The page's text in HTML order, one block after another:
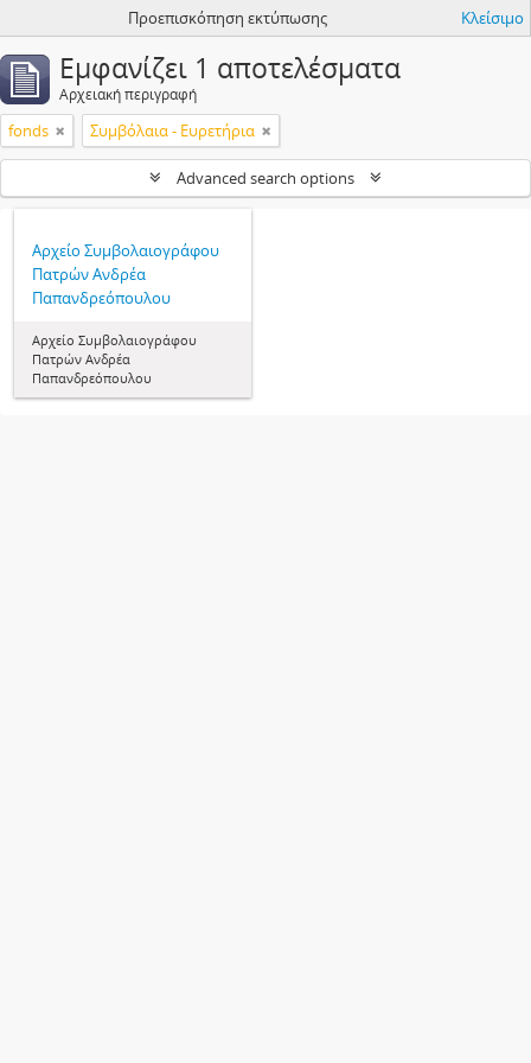
Προεπισκόπηση εκτύπωσης Κλείσιμο
Εμφανίζει 1 αποτελέσματα
Αρχειακή περιγραφή
fonds Συμβόλαια - Ευρετήρια
Advanced search options
Αρχείο Συμβολαιογράφου
Πατρών Ανδρέα
Παπανδρεόπουλου
Αρχείο Συμβολαιογράφου
Πατρών Ανδρέα
Παπανδρεόπουλου